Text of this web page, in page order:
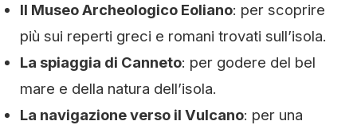
Il Museo Archeologico Eoliano: per scoprire
più sui reperti greci e romani trovati sull’isola.
La spiaggia di Canneto: per godere del bel
mare e della natura dell’isola.
La navigazione verso il Vulcano: per una